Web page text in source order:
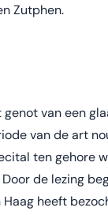
Zutphen.
van een
van de art
ten gehore
de lezing
heeft